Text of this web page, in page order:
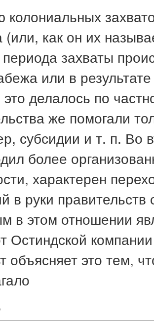
колониальных
(или, как он их
периода захваты
или в
это делалось по
же помогали
субсидии и т. п. Во
более
характерен
в руки
в этом отношении
Остиндской
объясняет это тем,